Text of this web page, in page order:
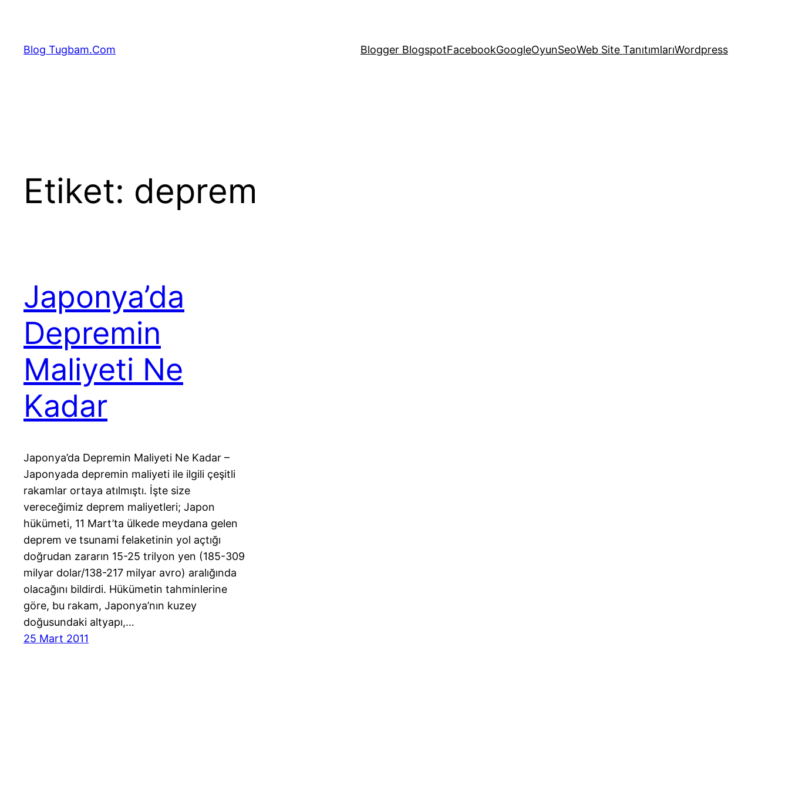
Blog Tugbam.Com
Blogger BlogspotFacebookGoogleOyunSeoWeb Site TanıtımlarıWordpress
Etiket: deprem
Japonya’da
Depremin
Maliyeti Ne
Kadar
Japonya’da Depremin Maliyeti Ne Kadar –
Japonyada depremin maliyeti ile ilgili çeşitli
rakamlar ortaya atılmıştı. İşte size
vereceğimiz deprem maliyetleri; Japon
hükümeti, 11 Mart’ta ülkede meydana gelen
deprem ve tsunami felaketinin yol açtığı
doğrudan zararın 15-25 trilyon yen (185-309
milyar dolar/138-217 milyar avro) aralığında
olacağını bildirdi. Hükümetin tahminlerine
göre, bu rakam, Japonya’nın kuzey
doğusundaki altyapı,…
25 Mart 2011